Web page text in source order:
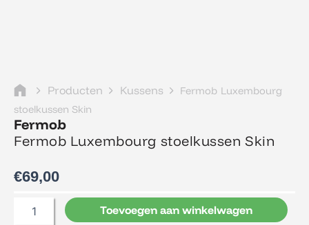
Producten Kussens
Fermob Luxembourg
stoelkussen Skin
Fermob
Fermob Luxembourg stoelkussen Skin
€69,00
Luxembourg
Toevoegen aan winkelwagen